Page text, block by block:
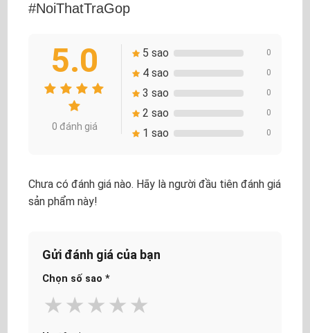
#NoiThatTraGop
5.0
0 đánh giá
5 sao 0
4 sao 0
3 sao 0
2 sao 0
1 sao 0
Chưa có đánh giá nào. Hãy là người đầu tiên đánh giá
sản phẩm này!
Gửi đánh giá của bạn
Chọn số sao *
★
★
★
★
★